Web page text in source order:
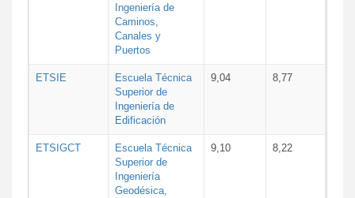
Ingeniería de
Caminos,
Canales y
Puertos
ETSIE
Escuela Técnica
Superior de
Ingeniería de
Edificación
9,04 8,77
ETSIGCT
Escuela Técnica
Superior de
Ingeniería
Geodésica,
9,10 8,22